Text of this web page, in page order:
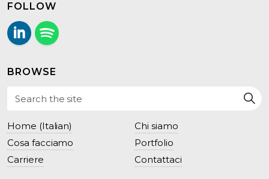
FOLLOW
BROWSE
Home (Italian)
Chi siamo
Cosa facciamo
Portfolio
Carriere
Contattaci